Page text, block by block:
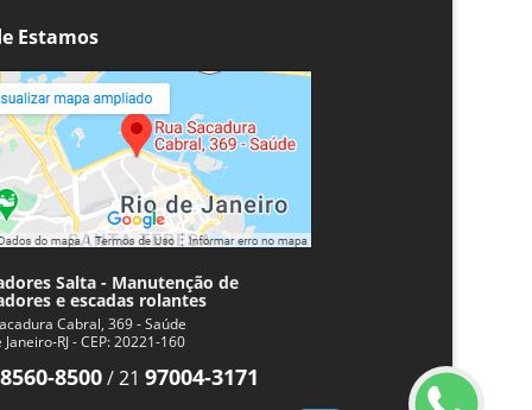
Estamos
Salta - Manutenção de
e escadas rolantes
Cabral, 369 - Saúde
Janeiro-RJ - CEP: 20221-160
8500/21 97004-3171